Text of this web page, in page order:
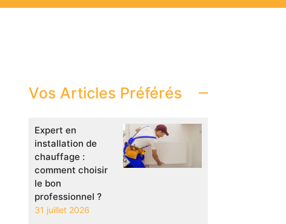
Vos Articles Préférés
Expert en
installation de
chauffage :
comment choisir
le bon
professionnel ?
31 juillet 2026